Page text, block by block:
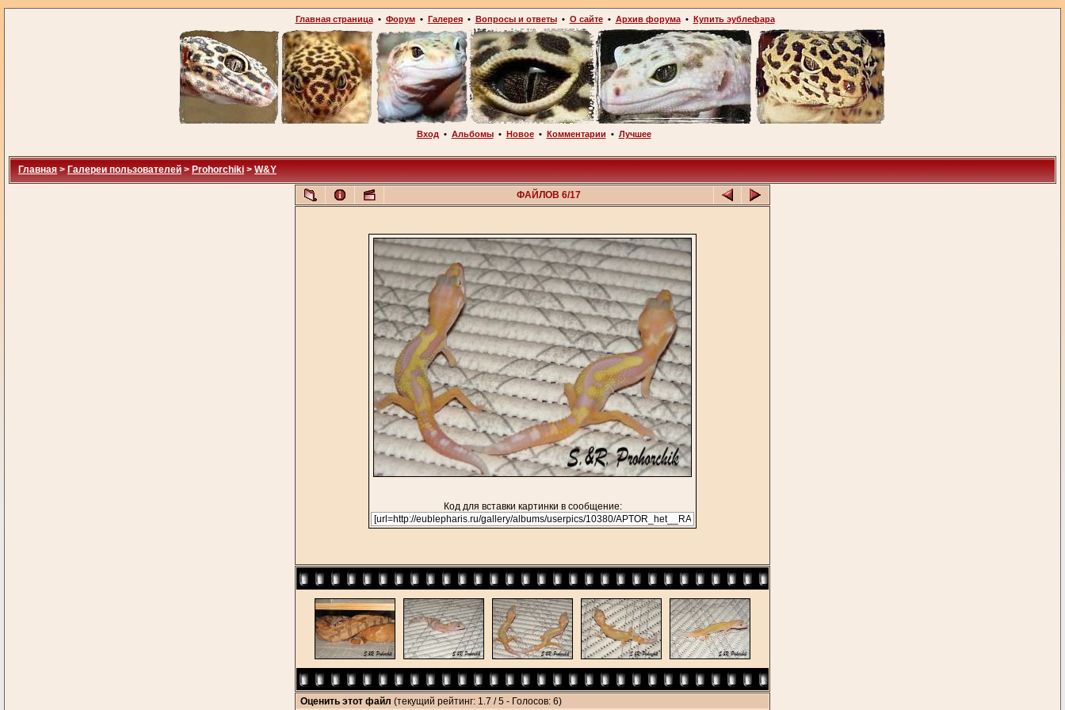
Главная страница• Форум• Галерея• Вопросы и ответы• О сайте• Архив форума• Купить эублефара
Вход • Альбомы• Новое• Комментарии • Лучшее
Главная > Галереи пользователей > Prohorchiki > W&Y
ФАЙЛОВ 6/17
Код для вставки картинки в сообщение:
Оценить этот файл (текущий рейтинг: 1.7 / 5 - Голосов: 6)